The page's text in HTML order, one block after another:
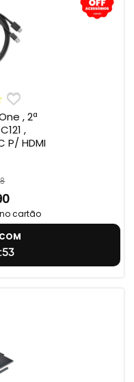
, 2ª
,
P/ HDMI
no cartão